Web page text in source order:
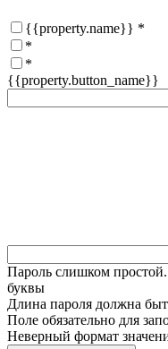
{{property.name}} *
*
*
{{property.button_name}}
Пароль слишком
буквы
Длина пароля должна
Поле обязательно для
Неверный формат